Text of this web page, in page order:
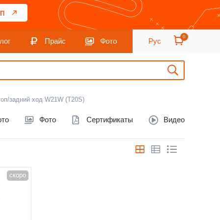
Прайс Фото Рус
0
задний ход W21W (T20S)
Фото Сертификаты Видео
скоро